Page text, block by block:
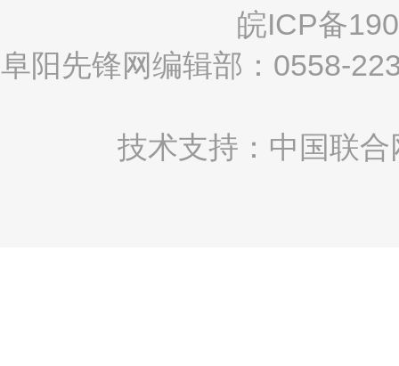
皖ICP备
阜阳先锋网编辑部：0558-
技术支持：中国联